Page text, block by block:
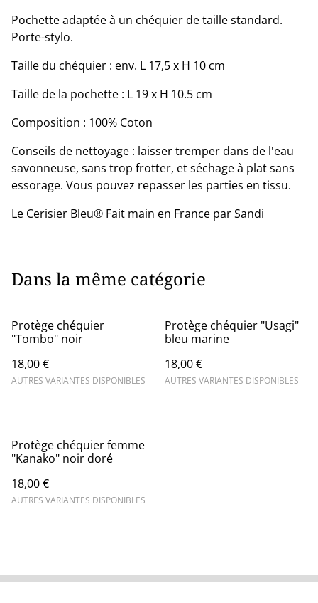
Pochette adaptée à un chéquier de taille standard.
Porte-stylo.
Taille du chéquier : env. L 17,5 x H 10 cm
Taille de la pochette : L 19 x H 10.5 cm
Composition : 100% Coton
Conseils de nettoyage : laisser tremper dans de l'eau
savonneuse, sans trop frotter, et séchage à plat sans
essorage. Vous pouvez repasser les parties en tissu.
Le Cerisier Bleu® Fait main en France par Sandi
Dans la même catégorie
Protège chéquier
"Tombo" noir
18,00 €
AUTRES VARIANTES DISPONIBLES
Protège chéquier "Usagi"
bleu marine
18,00 €
AUTRES VARIANTES DISPONIBLES
Protège chéquier femme
"Kanako" noir doré
18,00 €
AUTRES VARIANTES DISPONIBLES